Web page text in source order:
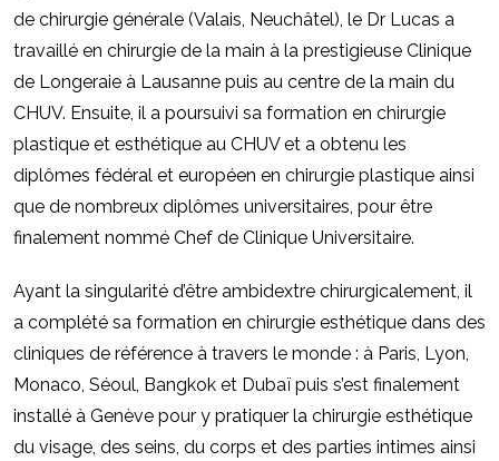
de chirurgie générale (Valais, Neuchâtel), le Dr Lucas a
travaillé en chirurgie de la main à la prestigieuse Clinique
de Longeraie à Lausanne puis au centre de la main du
CHUV. Ensuite, il a poursuivi sa formation en chirurgie
plastique et esthétique au CHUV et a obtenu les
diplômes fédéral et européen en chirurgie plastique ainsi
que de nombreux diplômes universitaires, pour être
finalement nommé Chef de Clinique Universitaire.
Ayant la singularité d’être ambidextre chirurgicalement, il
a complété sa formation en chirurgie esthétique dans des
cliniques de référence à travers le monde : à Paris, Lyon,
Monaco, Séoul, Bangkok et Dubaï puis s’est finalement
installé à Genève pour y pratiquer la chirurgie esthétique
du visage, des seins, du corps et des parties intimes ainsi